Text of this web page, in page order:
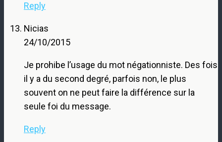
Reply
Nicias
24/10/2015
Je prohibe l’usage du mot négationniste. Des fois
il y a du second degré, parfois non, le plus
souvent on ne peut faire la différence sur la
seule foi du message.
Reply